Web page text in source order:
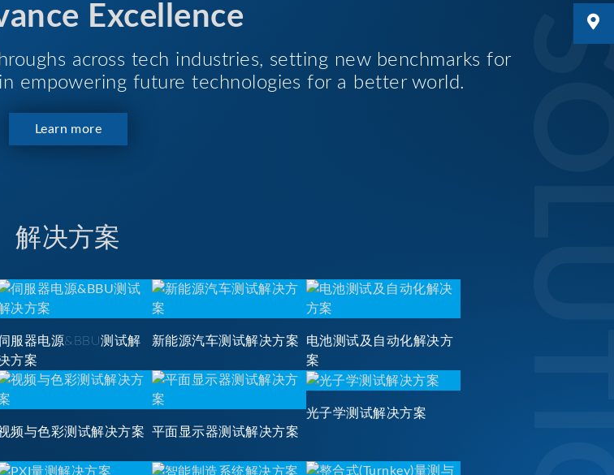
Excellence
across tech industries, setting new benchmarks for
empowering future technologies for a better world.
Learn more
解决方案
服器电源&BBU测试解
方案
新能源汽车测试解决方案
电池测试及自动化解决方
案
频与色彩测试解决方案
平面显示器测试解决方案
光子学测试解决方案